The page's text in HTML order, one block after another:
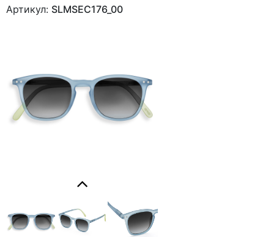
Артикул: SLMSEC176_00